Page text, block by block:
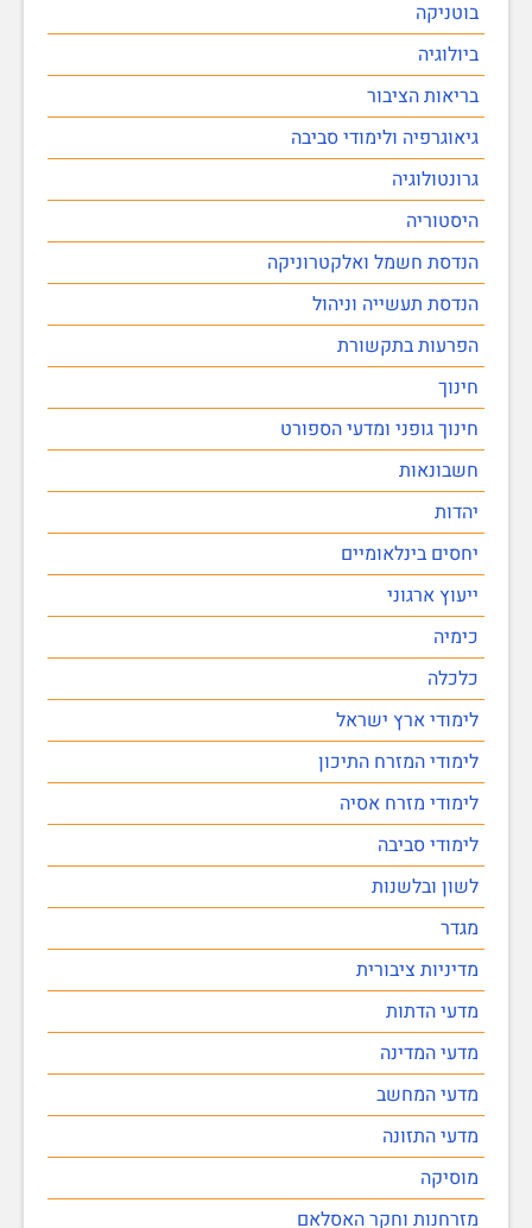
בוטניקה
ביולוגיה
בריאות הציבור
גיאוגרפיה ולימודי סביבה
גרונטולוגיה
היסטוריה
הנדסת חשמל ואלקטרוניקה
הנדסת תעשייה וניהול
הפרעות בתקשורת
חינוך
חינוך גופני ומדעי הספורט
חשבונאות
יהדות
יחסים בינלאומיים
ייעוץ ארגוני
כימיה
כלכלה
לימודי ארץ ישראל
לימודי המזרח התיכון
לימודי מזרח אסיה
לימודי סביבה
לשון ובלשנות
מגדר
מדיניות ציבורית
מדעי הדתות
מדעי המדינה
מדעי המחשב
מדעי התזונה
מוסיקה
מזרחנות וחקר האסלאם